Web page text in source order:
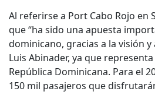
Al referirse a Port Cabo Rojo en
que “ha sido una apuesta
dominicano, gracias a la visión
Luis Abinader, ya que
República Dominicana. Para el
150 mil pasajeros que